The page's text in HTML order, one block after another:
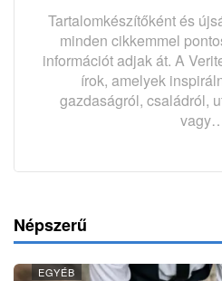
Tartalomkészítőként és
minden cikkemmel
információt adjak át. A
írok, amelyek
gazdaságról, családról,
Népszerű
EGYÉB